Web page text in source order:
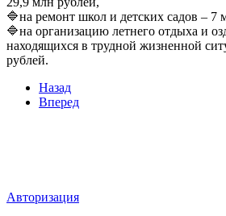
🔷на ремонт школ и детских садов – 7
🔷на организацию летнего отдыха и
находящихся в трудной жизненной
рублей.
Назад
Вперед
Авторизация